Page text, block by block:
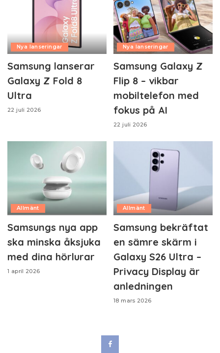
Nya lanseringar
Samsung lanserar
Galaxy Z Fold 8
Ultra
22 juli 2026
Nya lanseringar
Samsung Galaxy Z
Flip 8 – vikbar
mobiltelefon med
fokus på AI
22 juli 2026
Allmänt
Samsungs nya app
ska minska åksjuka
med dina hörlurar
1 april 2026
Allmänt
Samsung bekräftat
en sämre skärm i
Galaxy S26 Ultra –
Privacy Display är
anledningen
18 mars 2026